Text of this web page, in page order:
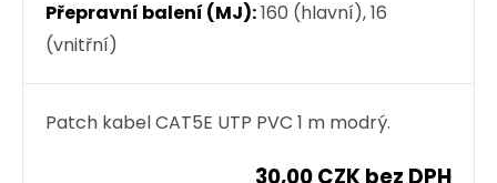
Přepravní balení (MJ):160 (hlavní), 16
(vnitřní)
Patch kabel CAT5E UTP PVC 1 m modrý.